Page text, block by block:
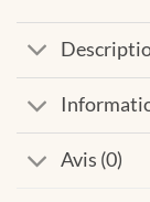
Avis (0)